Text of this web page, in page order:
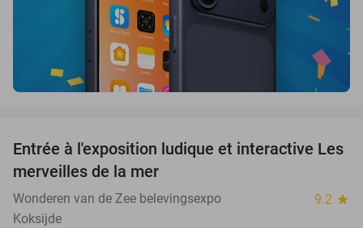
21%
Entrée à l'exposition ludique et interactive Les
merveilles de la mer
Wonderen van de Zee belevingsexpo 9.2 star
Koksijde